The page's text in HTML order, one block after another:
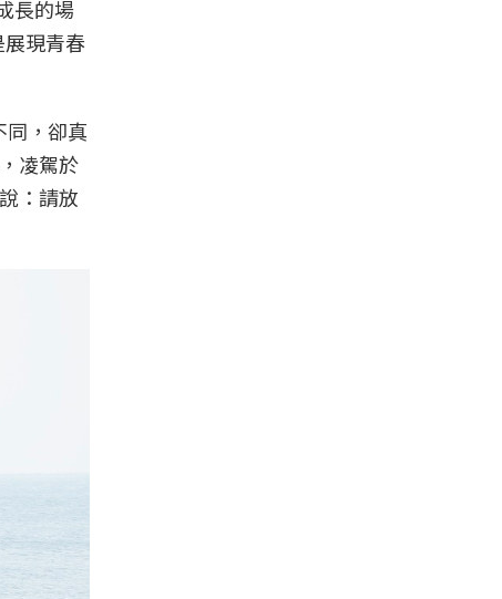
長的場
現青春
同，卻真
凌駕於
：請放